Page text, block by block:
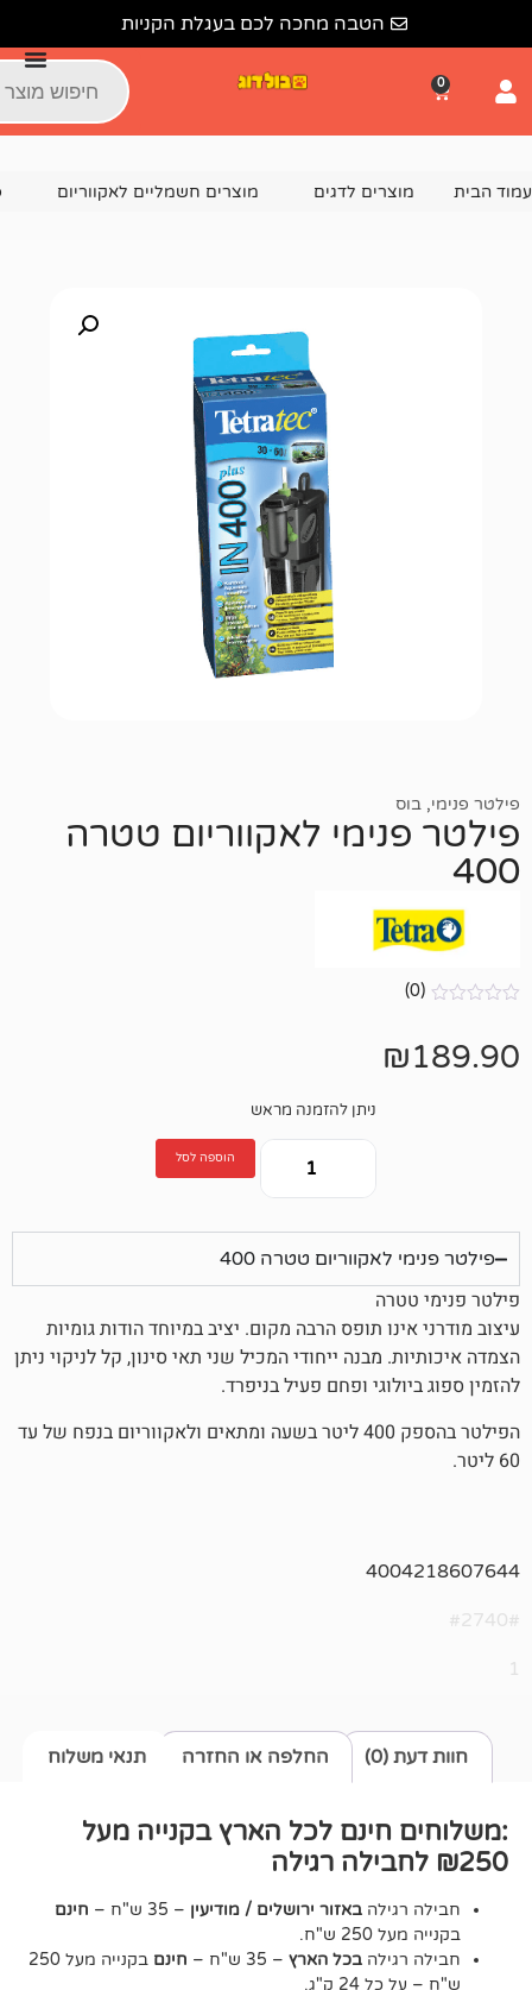
הטבה מחכה לכם בעגלת הקניות
לדגים מוצרים חשמליים לאקווריום פילטר פנימי
לאקווריום טטרה
הוספה לסל
טטרה 400
תופס הרבה מקום. יציב במיוחד הודות גומיות
מבנה ייחודי המכיל שני תאי סינון, קל לניקוי ניתן
ופחם פעיל בניפרד.
הפילטר בהספק 400 ליטר בשעה ומתאים ולאקווריום בנפח של עד
תנאי משלוח החלפה או החזרה
לכל הארץ בקנייה מעל
באזור ירושלים / מודיעין– 35 ש"ח –
חינם
בכל הארץ– 35 ש"ח – חינם
בקנייה מעל 250